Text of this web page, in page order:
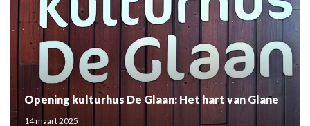
Opening kulturhus De Glaan: Het hart van Glane
14 maart 2025